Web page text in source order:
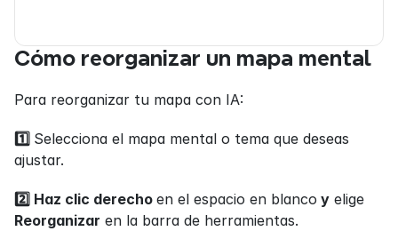
Cómo reorganizar un mapa mental
Para reorganizar tu mapa con IA:
1️⃣ Selecciona el mapa mental o tema que deseas
ajustar.
2️⃣ Haz clic derecho en el espacio en blanco y
Reorganizar en la barra de herramientas.